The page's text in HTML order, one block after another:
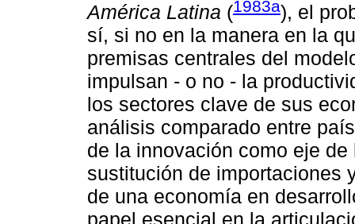
América Latina (1983a), el
sí, si no en la manera en la
premisas centrales del
impulsan - o no - la
los sectores clave de sus
análisis comparado entre
de la innovación como eje
sustitución de importaciones
de una economía en
papel esencial en la